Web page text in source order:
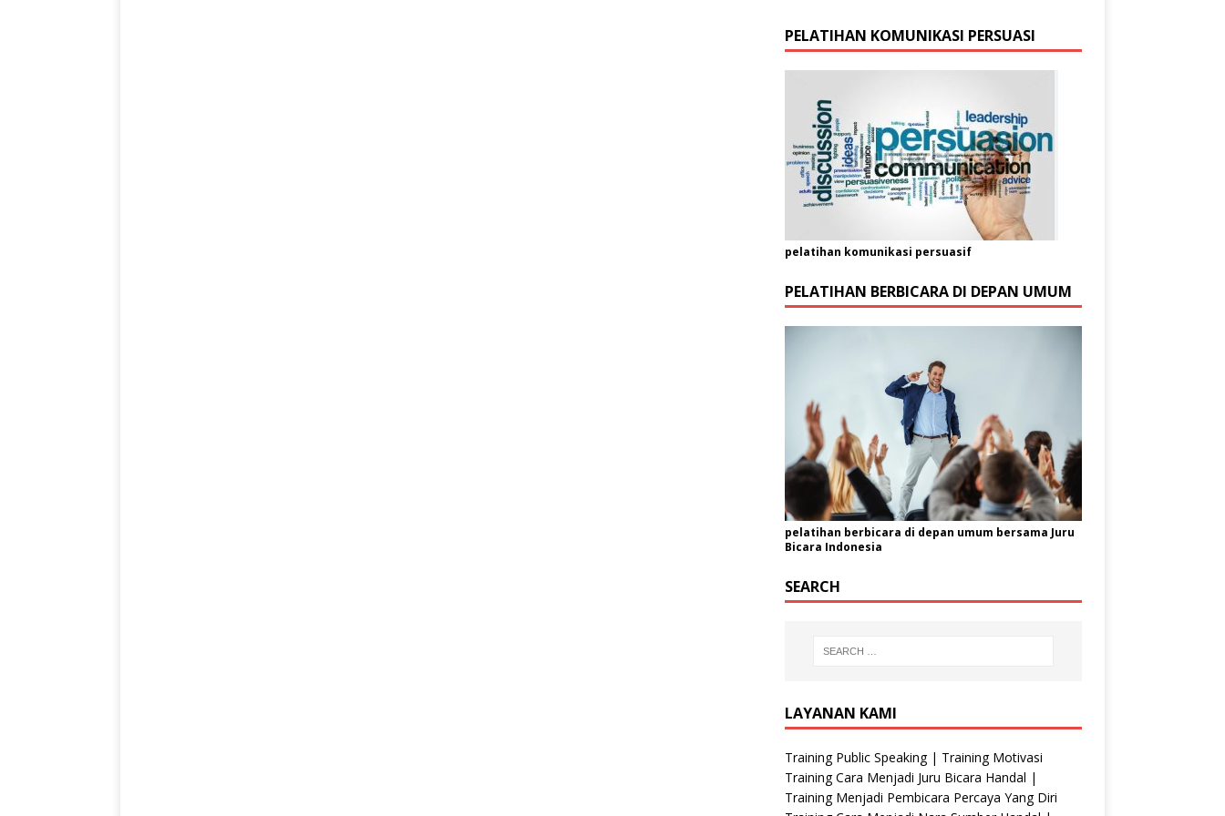
PELATIHAN KOMUNIKASI PERSUASI
pelatihan komunikasi persuasif
PELATIHAN BERBICARA DI DEPAN UMUM
pelatihan berbicara di depan umum bersama Juru
Bicara Indonesia
SEARCH
LAYANAN KAMI
Training Public Speaking | Training Motivasi
Training Cara Menjadi Juru Bicara Handal |
Training Menjadi Pembicara Percaya Yang Diri